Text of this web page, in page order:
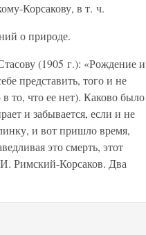
Корсакову, в т. ч.
о природе.
(1905 г.): «Рождение и
представить, того и не
то, что ее нет). Каково было
и забывается, если и не
и вот пришло время,
это смерть, этот
Римский-Корсаков. Два